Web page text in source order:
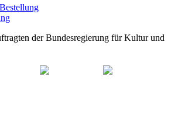
der Bundesregierung für Kultur und